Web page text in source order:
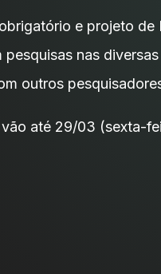
e projeto de
nas
outros
até 29/03 (sexta-